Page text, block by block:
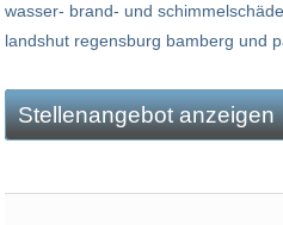
wasser- brand- und
landshut regensburg bamberg und
Stellenangebot anzeigen